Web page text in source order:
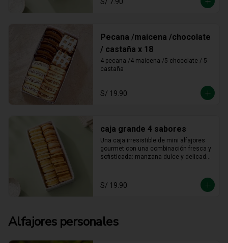
dulzura en cada bocado, ideal para
Pecana /maicena /chocolate
/ castaña x 18
4 pecana /4 maicena /5 chocolate / 5
castaña
S/ 19.90
caja grande 4 sabores
Una caja irresistible de mini alfajores
gourmet con una combinación fresca y
sofisticada: manzana dulce y delicada,
equilibrio perfecto entre acidez y
dulzura en cada bocado, ideal para
S/ 19.90
Alfajores personales